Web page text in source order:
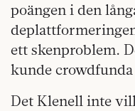
poängen i den
ett skenproblem.
kunde
Det Klenell inte